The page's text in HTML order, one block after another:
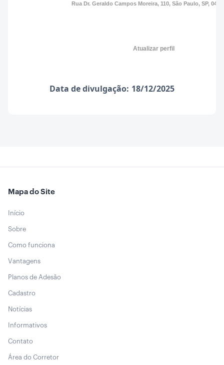
Rua Dr. Geraldo Campos Moreira, 110, São Paulo, SP,
Atualizar perfil
Data de divulgação: 18/12/2025
Mapa do Site
Início
Sobre
Como funciona
Vantagens
Planos de Adesão
Cadastro
Notícias
Informativos
Contato
Área do Corretor